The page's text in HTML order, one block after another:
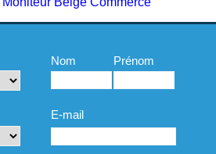
Nom Prénom
E-mail